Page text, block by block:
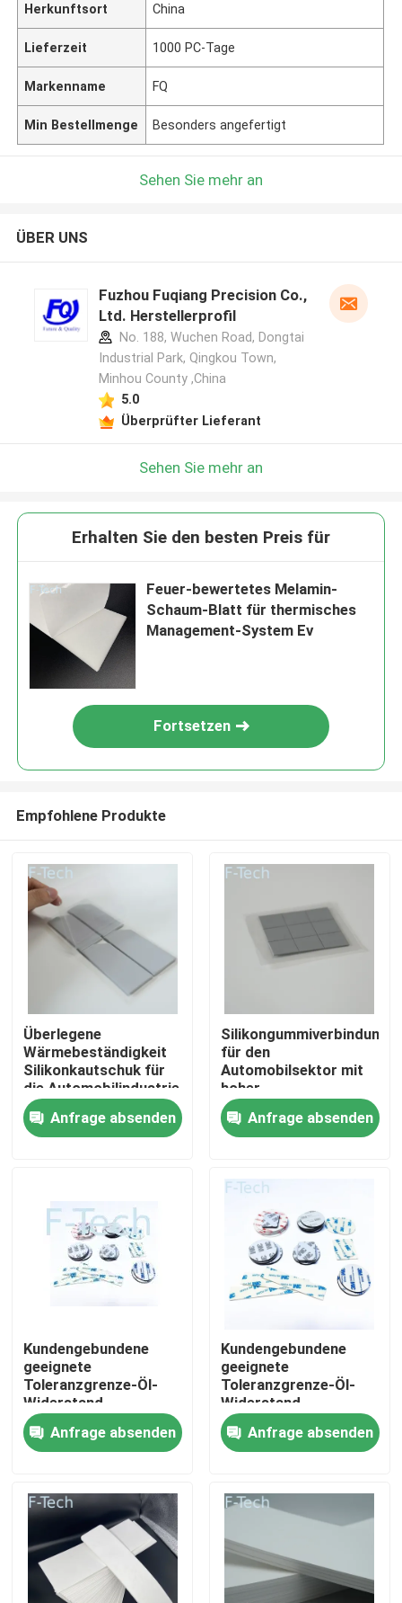
Zu Hause
Produkte
VR-Show
Werksbesichtigung
Qualitätskontrolle
Neuigkeiten
Rechtssachen
Herkunftsort China
Lieferzeit 1000 PC-Tage
Markenname FQ
Min Bestellmenge Besonders angefertigt
Sehen Sie mehr an
ÜBER UNS
Fuzhou Fuqiang Precision Co.,
Ltd. Herstellerprofil
No. 188, Wuchen Road, Dongtai
Industrial Park, Qingkou Town,
Minhou County ,China
5.0
Überprüfter Lieferant
Sehen Sie mehr an
Erhalten Sie den besten Preis für
Feuer-bewertetes Melamin-
Schaum-Blatt für thermisches
Management-System Ev
Fortsetzen
Empfohlene Produkte
Überlegene
Wärmebeständigkeit
Silikonkautschuk für
die Automobilindustrie
Anfrage absenden
für den
Automobilsektor mit
hoher
Leistungsgrenze
Anfrage absenden
Kundengebundene
geeignete
Toleranzgrenze-Öl-
Widerstand-
Silikonkautschuk-
Dichtung für
Automobil
Anfrage absenden
Kundengebundene
geeignete
Toleranzgrenze-Öl-
Widerstand-
Silikonkautschuk-
Dichtung für
Automobil
Anfrage absenden